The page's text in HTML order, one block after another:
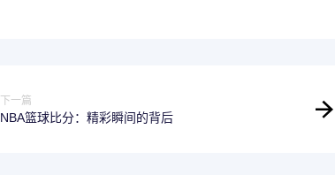
下一篇
NBA篮球比分：精彩瞬间的背后